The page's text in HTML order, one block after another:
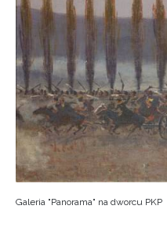
Galeria "Panorama" na dworcu PKP